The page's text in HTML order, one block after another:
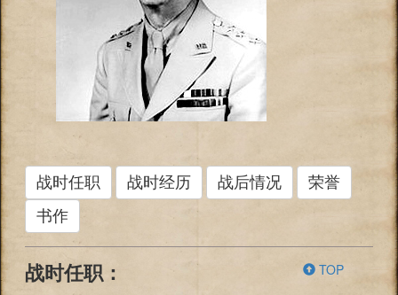
战时任职 战时经历 战后情况
荣誉
书作
战时任职： TOP